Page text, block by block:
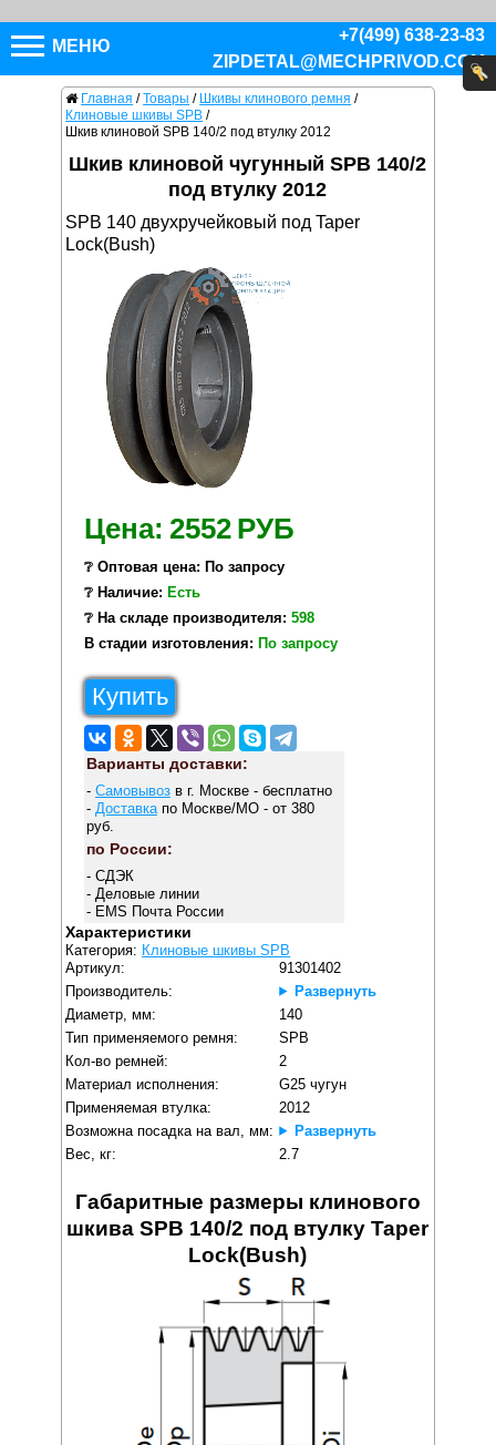
МЕНЮ
+7(499) 638-23-83
ZIPDETAL@MECHPRIVOD.COM
Главная / Товары / Шкивы клинового ремня /
Клиновые шкивы SPB /
Шкив клиновой SPB 140/2 под втулку 2012
Шкив клиновой чугунный SPB 140/2
под втулку 2012
SPB 140 двухручейковый под Taper
Lock(Bush)
Цена: 2552 РУБ
❔ Оптовая цена: По запросу
❔ Наличие: Есть
❔ На складе производителя: 598
В стадии изготовления: По запросу
Купить
Варианты доставки:
- Самовывозв г. Москве - бесплатно
- Доставкапо Москве/МО - от 380
руб.
по России:
- СДЭК
- Деловые линии
- EMS Почта России
Характеристики
Категория: Клиновые шкивы SPB
Артикул:
91301402
Производитель:
Развернуть
Диаметр, мм:
140
Тип применяемого ремня:
SPB
Кол-во ремней:
2
Материал исполнения:
G25 чугун
Применяемая втулка:
2012
Возможна посадка на вал, мм:
Развернуть
Вес, кг:
2.7
Габаритные размеры клинового
шкива SPB 140/2 под втулку Taper
Lock(Bush)